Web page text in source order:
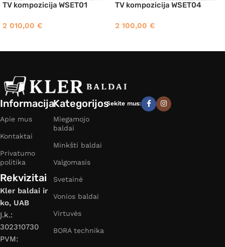
TV kompozicija WSET01
2 010,00 €
TV kompozicija WSET04
2 100,00 €
Informacija
Apie mus
Kontaktai
Privatumo
politika
Rekvizitai
Kler baldai ir
ko, UAB
Į.k.:
302310730
PVM:
Kategorijos
Miegamojo
baldai
Minkšti baldai
Valgomasis
Svetainė
Vonios baldai
Virtuvės
BORA technika
Sekite mus: